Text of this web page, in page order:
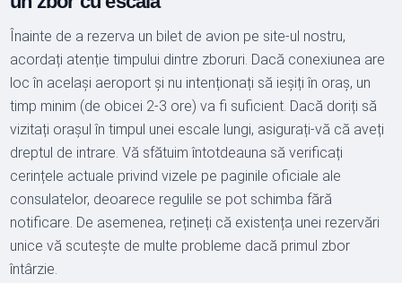
Înainte de a rezerva un bilet de avion pe site-ul nostru,
acordați atenție timpului dintre zboruri. Dacă conexiunea are
loc în același aeroport și nu intenționați să ieșiți în oraș, un
timp minim (de obicei 2-3 ore) va fi suficient. Dacă doriți să
vizitați orașul în timpul unei escale lungi, asigurați-vă că aveți
dreptul de intrare. Vă sfătuim întotdeauna să verificați
cerințele actuale privind vizele pe paginile oficiale ale
consulatelor, deoarece regulile se pot schimba fără
notificare. De asemenea, rețineți că existența unei rezervări
unice vă scutește de multe probleme dacă primul zbor
întârzie.